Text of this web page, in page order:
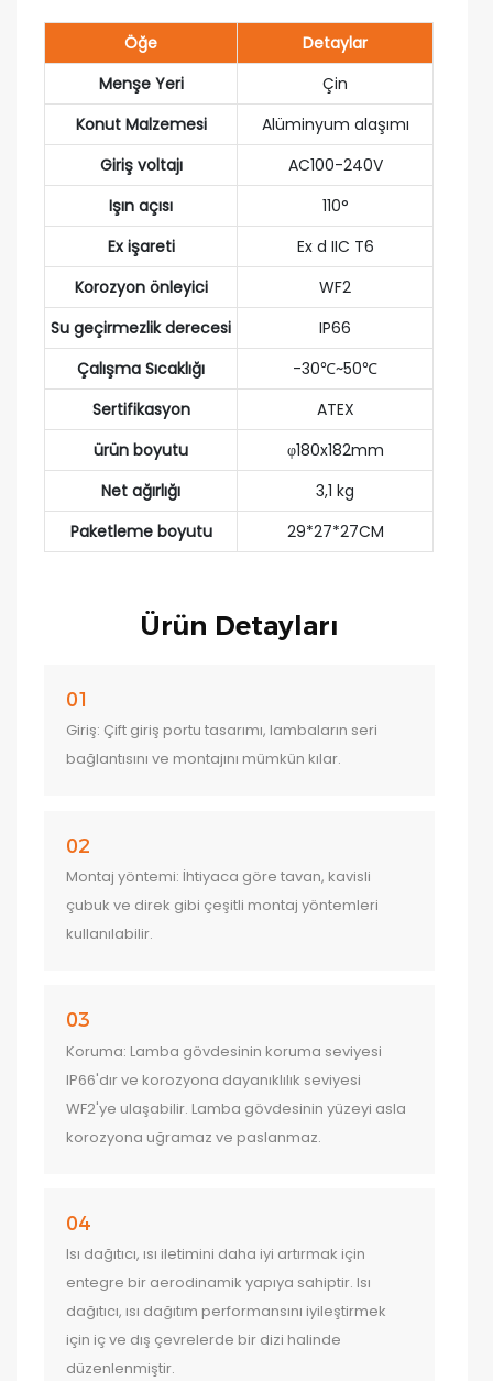
Öğe
Detaylar
Menşe Yeri
Çin
Konut Malzemesi
Alüminyum alaşımı
Giriş voltajı
AC100-240V
Işın açısı
110°
Ex işareti
Ex d IIC T6
Korozyon önleyici
WF2
Su geçirmezlik derecesi
IP66
Çalışma Sıcaklığı
-30℃~50℃
Sertifikasyon
ATEX
ürün boyutu
φ180x182mm
Net ağırlığı
3,1 kg
Paketleme boyutu
29*27*27CM
Ürün Detayları
01
Giriş: Çift giriş portu tasarımı, lambaların seri
bağlantısını ve montajını mümkün kılar.
02
Montaj yöntemi: İhtiyaca göre tavan, kavisli
çubuk ve direk gibi çeşitli montaj yöntemleri
kullanılabilir.
03
Koruma: Lamba gövdesinin koruma seviyesi
IP66'dır ve korozyona dayanıklılık seviyesi
WF2'ye ulaşabilir. Lamba gövdesinin yüzeyi asla
korozyona uğramaz ve paslanmaz.
04
Isı dağıtıcı, ısı iletimini daha iyi artırmak için
entegre bir aerodinamik yapıya sahiptir. Isı
dağıtıcı, ısı dağıtım performansını iyileştirmek
için iç ve dış çevrelerde bir dizi halinde
düzenlenmiştir.